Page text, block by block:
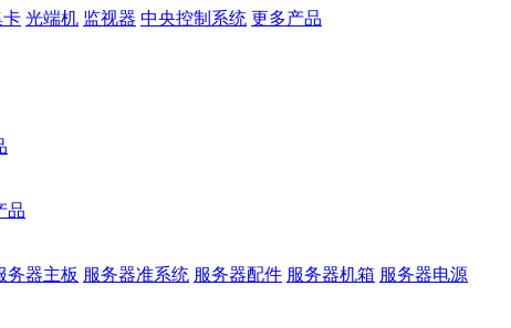
卡 光端机 监视器 中央控制系统 更多产品
品
务器主板 服务器准系统 服务器配件 服务器机箱 服务器电源